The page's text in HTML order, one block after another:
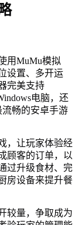
用MuMu模拟
设置、多开运
完美支持
电脑，还
畅的安卓手游
，让玩家体验经
顾客的订单，以
过升级食材、完
房设备来提升餐
较量，争取成为